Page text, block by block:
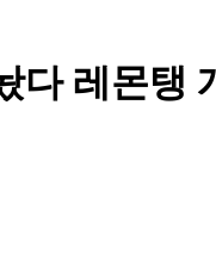
다 레몬탱